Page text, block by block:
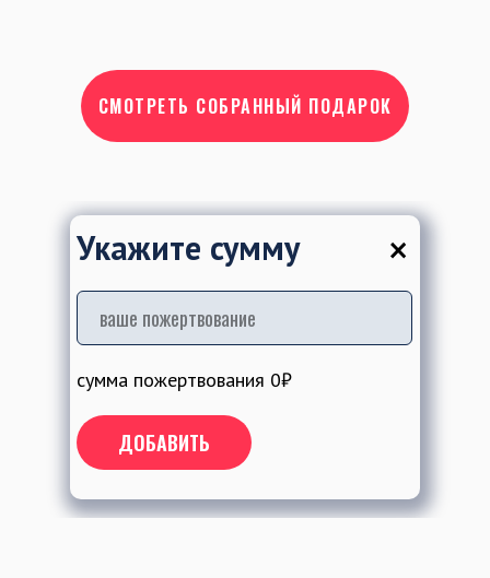
СМОТРЕТЬ СОБРАННЫЙ ПОДАРОК
Укажите сумму
сумма пожертвования 0₽
ДОБАВИТЬ
×